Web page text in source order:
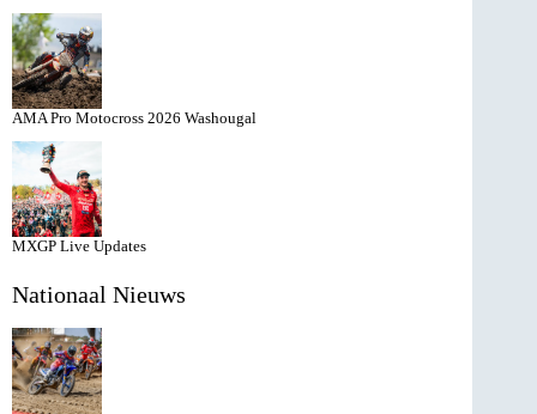
AMA Pro Motocross 2026 Washougal
MXGP Live Updates
Nationaal Nieuws